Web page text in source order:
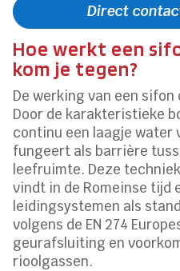
Direct
Hoe werkt een
kom je tegen?
De werking van een
Door de karakteristieke
continu een laagje water
fungeert als barrière
leefruimte. Deze
vindt in de Romeinse tijd
leidingsystemen als
volgens de EN 274
geurafsluiting en
rioolgassen.